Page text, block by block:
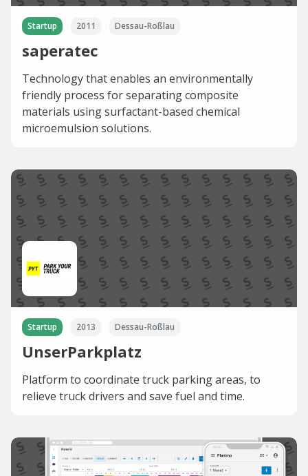
Startup 2011 Dessau-Roßlau
saperatec
Technology that enables an environmentally
friendly process for separating composite
materials using surfactant-based chemical
microemulsion solutions.
Startup 2013 Dessau-Roßlau
UnserParkplatz
Platform to coordinate truck parking areas, to
relieve truck drivers and save fuel and time.